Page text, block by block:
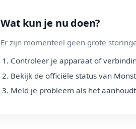
Wat kun je nu doen?
Er zijn momenteel geen grote
Controleer je apparaat of
Bekijk de officiële status van
Meld je probleem als het aanhoudt